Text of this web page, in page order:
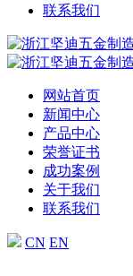
联系我们
网站首页
新闻中心
产品中心
荣誉证书
成功案例
关于我们
联系我们
CN EN